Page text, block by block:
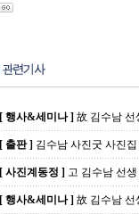
[ 행사&세미나 ] 故 김수남 선
[ 출판 ] 김수남 사진굿 사진
[ 사진계동정 ] 고 김수남 선
[ 행사&세미나 ] 故 김수남 선